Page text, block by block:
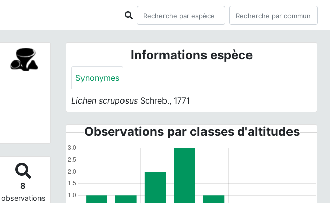
8
observations
Informations espèce
Synonymes
Lichen scruposus Schreb., 1771
Observations par classes d'altitudes